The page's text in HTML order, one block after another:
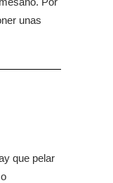
unas
que pelar